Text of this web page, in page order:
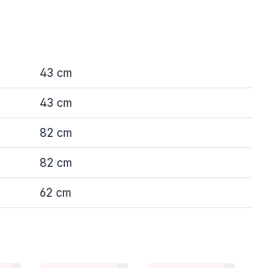
43 cm
43 cm
82 cm
82 cm
62 cm